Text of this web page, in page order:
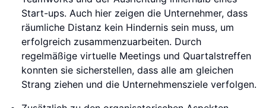
Start-ups. Auch hier zeigen die Unternehmer, dass
räumliche Distanz kein Hindernis sein muss, um
erfolgreich zusammenzuarbeiten. Durch
regelmäßige virtuelle Meetings und Quartalstreffen
konnten sie sicherstellen, dass alle am gleichen
Strang ziehen und die Unternehmensziele verfolgen.